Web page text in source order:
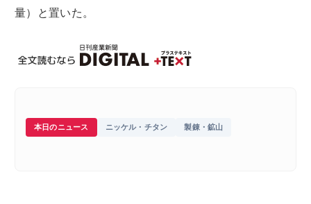
量）と置いた。
本日のニュース ニッケル・チタン 製錬・鉱山